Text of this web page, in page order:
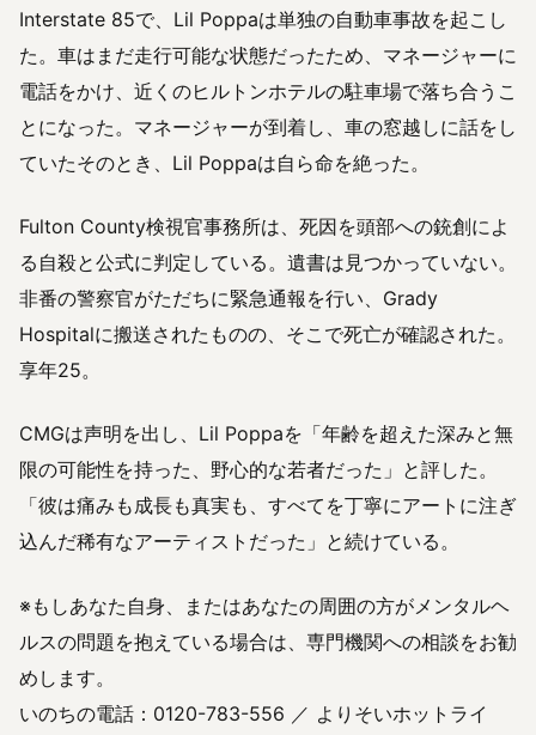
Interstate 85で、Lil Poppaは単独の自動車事故を起こし
た。車はまだ走行可能な状態だったため、マネージャーに
電話をかけ、近くのヒルトンホテルの駐車場で落ち合うこ
とになった。マネージャーが到着し、車の窓越しに話をし
ていたそのとき、Lil Poppaは自ら命を絶った。
Fulton County検視官事務所は、死因を頭部への銃創によ
る自殺と公式に判定している。遺書は見つかっていない。
非番の警察官がただちに緊急通報を行い、Grady
Hospitalに搬送されたものの、そこで死亡が確認された。
享年25。
CMGは声明を出し、Lil Poppaを「年齢を超えた深みと無
限の可能性を持った、野心的な若者だった」と評した。
「彼は痛みも成長も真実も、すべてを丁寧にアートに注ぎ
込んだ稀有なアーティストだった」と続けている。
※もしあなた自身、またはあなたの周囲の方がメンタルヘ
ルスの問題を抱えている場合は、専門機関への相談をお勧
めします。
いのちの電話：0120-783-556 ／ よりそいホットライ